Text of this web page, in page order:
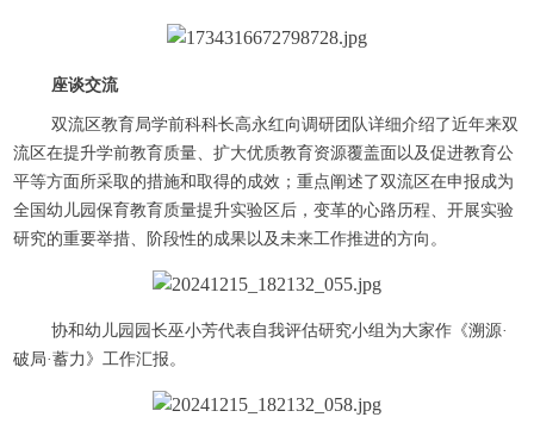
座谈交流
双流区教育局学前科科长高永红向调研团队详细介绍了近年来双
流区在提升学前教育质量、扩大优质教育资源覆盖面以及促进教育公
平等方面所采取的措施和取得的成效；重点阐述了双流区在申报成为
全国幼儿园保育教育质量提升实验区后，变革的心路历程、开展实验
研究的重要举措、阶段性的成果以及未来工作推进的方向。
协和幼儿园园长巫小芳代表自我评估研究小组为大家作《溯源·
破局·蓄力》工作汇报。